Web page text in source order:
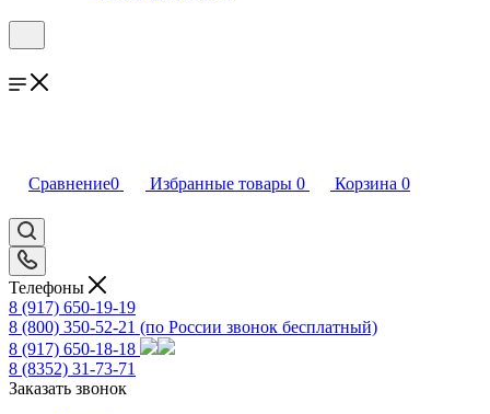
Сравнение0 Избранные товары 0 Корзина 0
Телефоны
8 (917) 650-19-19
8 (800) 350-52-21 (по России звонок бесплатный)
8 (917) 650-18-18
8 (8352) 31-73-71
Заказать звонок